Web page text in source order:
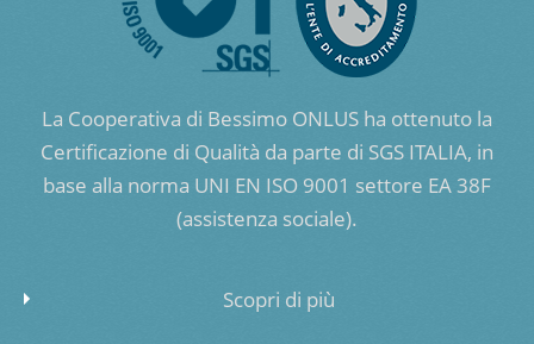
La Cooperativa di Bessimo ONLUS ha ottenuto la
Certificazione di Qualità da parte di SGS ITALIA, in
base alla norma UNI EN ISO 9001 settore EA 38F
(assistenza sociale).
Scopri di più